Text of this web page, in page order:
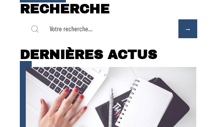
RECHERCHE
DERNIÈRES ACTUS